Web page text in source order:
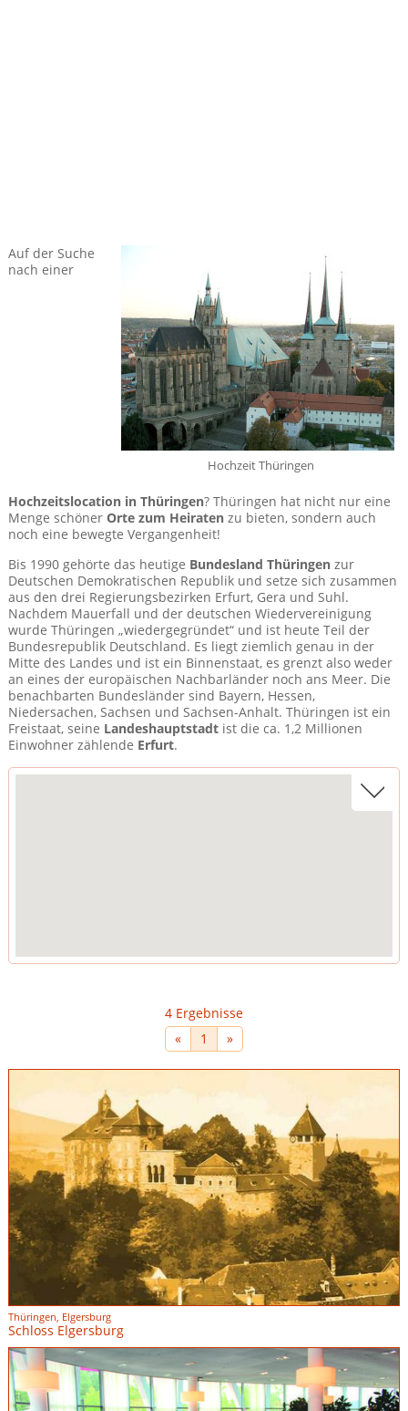
Hochzeit Thüringen
Auf der Suche
nach einer
Hochzeitslocation in Thüringen? Thüringen hat nicht nur eine
Menge schöner Orte zum Heiratenzu bieten, sondern auch
noch eine bewegte Vergangenheit!
Bis 1990 gehörte das heutige Bundesland Thüringenzur
Deutschen Demokratischen Republik und setze sich zusammen
aus den drei Regierungsbezirken Erfurt, Gera und Suhl.
Nachdem Mauerfall und der deutschen Wiedervereinigung
wurde Thüringen „wiedergegründet“ und ist heute Teil der
Bundesrepublik Deutschland. Es liegt ziemlich genau in der
Mitte des Landes und ist ein Binnenstaat, es grenzt also weder
an eines der europäischen Nachbarländer noch ans Meer. Die
benachbarten Bundesländer sind Bayern, Hessen,
Niedersachen, Sachsen und Sachsen-Anhalt. Thüringen ist ein
Freistaat, seine Landeshauptstadtist die ca. 1,2 Millionen
Einwohner zählende Erfurt.
4 Ergebnisse
«
1 »
Thüringen, Elgersburg
Schloss Elgersburg